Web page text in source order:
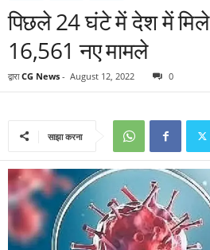
पिछले 24 घंटे में देश में मिले
16,561 नए मामले
द्वारा CG News - August 12, 2022 0
साझा करना